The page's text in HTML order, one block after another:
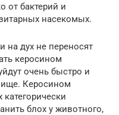
от бактерий и
насекомых.
на дух не переносят
керосином
очень быстро и
Керосином
блох у животного,